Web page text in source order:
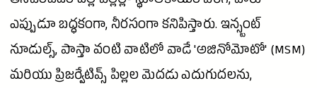
ఎప్పుడూ బద్ధకంగా, నీరసంగా కనిపిస్తారు. ఇన్స్టంట్
నూడుల్స్, పాస్తావంటి వాటిలో వాడే 'అజినోమోటో' (MSM)
మరియు ప్రిజర్వేటివ్స్ పిల్లల మెదడు ఎదుగుదలను,